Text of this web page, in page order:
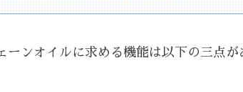
ンオイルに求める機能は以下の三点が